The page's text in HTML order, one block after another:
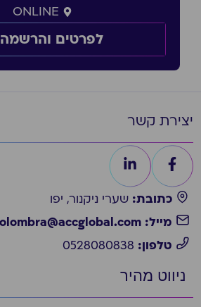
ONLINE
לפרטים והרשמה
יצירת קשר
כתובת: שערי ניקנור, יפו
מייל: l.alkolombra@accglobal.com
טלפון:
ניווט מהיר